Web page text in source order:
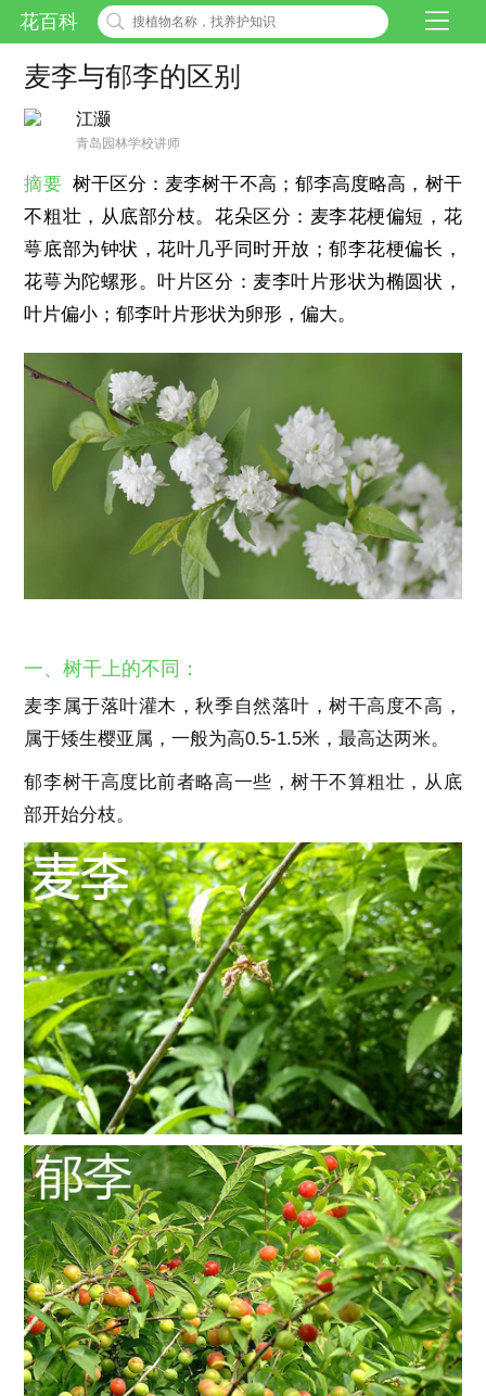
花百科
麦李与郁李的区别
江灏
青岛园林学校讲师
摘要 树干区分：麦李树干不高；郁李高度略高，树干
不粗壮，从底部分枝。花朵区分：麦李花梗偏短，花
萼底部为钟状，花叶几乎同时开放；郁李花梗偏长，
花萼为陀螺形。叶片区分：麦李叶片形状为椭圆状，
叶片偏小；郁李叶片形状为卵形，偏大。
一、树干上的不同：
麦李属于落叶灌木，秋季自然落叶，树干高度不高，
属于矮生樱亚属，一般为高0.5-1.5米，最高达两米。
郁李树干高度比前者略高一些，树干不算粗壮，从底
部开始分枝。